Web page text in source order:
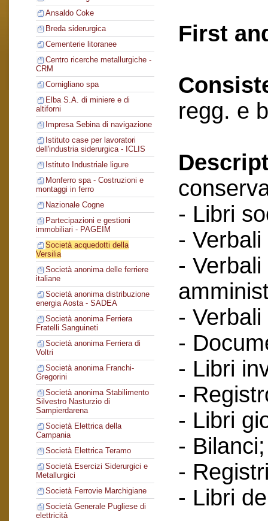
Ansaldo Coke
Breda siderurgica
Cementerie litoranee
Centro ricerche metallurgiche -
CRM
Cornigliano spa
Elba S.A. di miniere e di
altiforni
Impresa Sebina di navigazione
Istituto case per lavoratori
dell'industria siderurgica - ICLIS
Istituto Industriale ligure
Monferro spa - Costruzioni e
montaggi in ferro
Nazionale Cogne
Partecipazioni e gestioni
immobiliari - PAGEIM
Società acquedotti della
Versilia
Società anonima delle ferriere
italiane
Società anonima distribuzione
energia Aosta - SADEA
Società anonima Ferriera
Fratelli Sanguineti
Società anonima Ferriera di
Voltri
Società anonima Franchi-
Gregorini
Società anonima Stabilimento
Silvestro Nasturzio di
Sampierdarena
Società Elettrica della
Campania
Società Elettrica Teramo
Società Esercizi Siderurgici e
Metallurgici
Società Ferrovie Marchigiane
Società Generale Pugliese di
elettricità
First
regg. e
- Libri
-
-
-
-
- Libri
-
- Libri
- Bilanci;
-
- Libri